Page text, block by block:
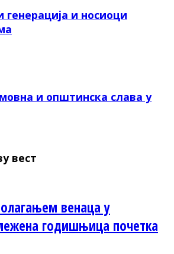
генерација и носиоци
и општинска слава у
вест
венаца у
годишњица почетка